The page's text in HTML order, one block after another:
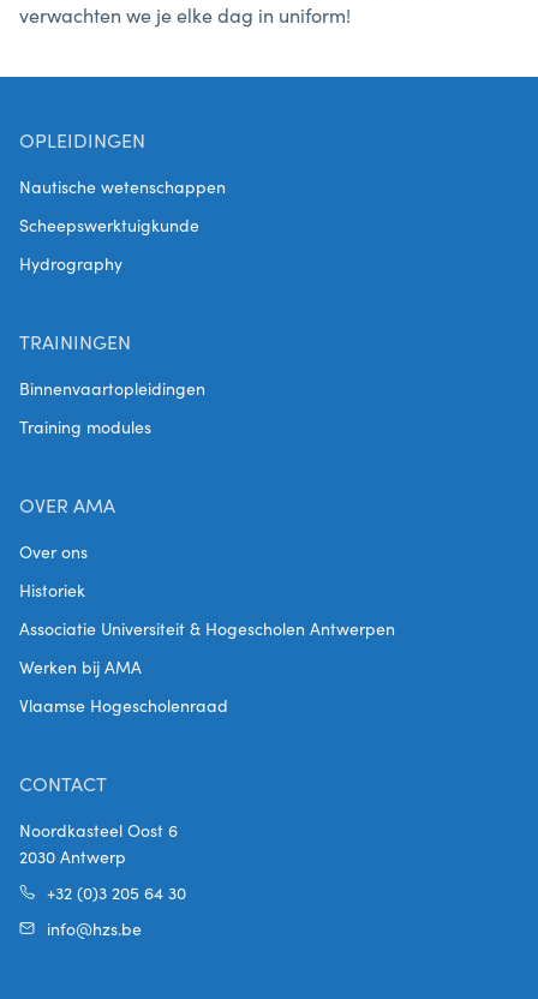
verwachten we je elke dag in uniform!
OPLEIDINGEN
Nautische wetenschappen
Scheepswerktuigkunde
Hydrography
TRAININGEN
Binnenvaartopleidingen
Training modules
OVER AMA
Over ons
Historiek
Associatie Universiteit & Hogescholen Antwerpen
Werken bij AMA
Vlaamse Hogescholenraad
CONTACT
Noordkasteel Oost 6
2030 Antwerp
+32 (0)3 205 64 30
info@hzs.be